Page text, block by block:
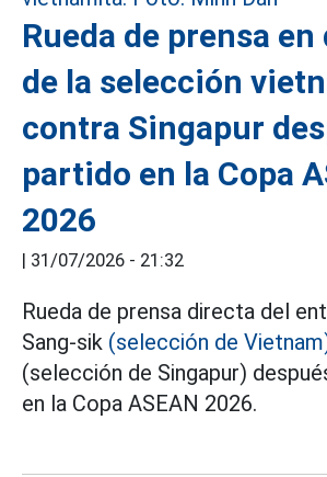
Rueda de prensa
de la selección
contra Singapur
partido en la Copa
2026
| 31/07/2026 - 21:32
Rueda de prensa directa del
Sang-sik (selección de
(selección de Singapur)
en la Copa ASEAN 2026.